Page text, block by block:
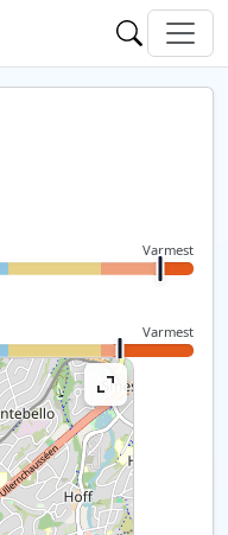
Varmest
Varmest